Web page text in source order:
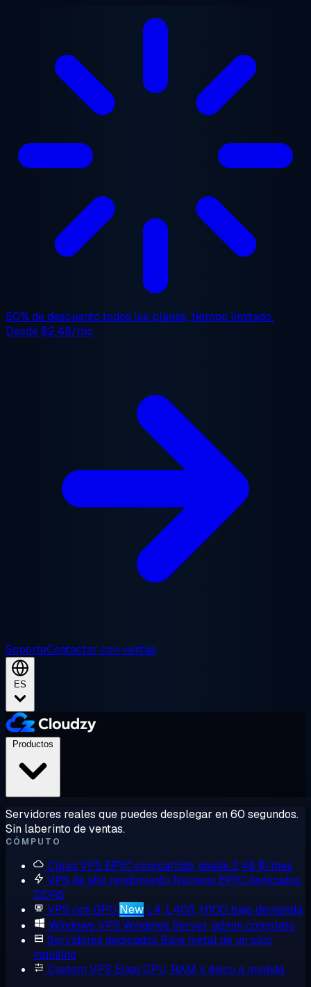
50% de descuento todos los planes, tiempo limitado.
Desde$2.48/mo
SoporteContactar con ventas
ES
Servidores reales que puedes desplegar en 60 segundos.
Sin laberinto de ventas.
CÓMPUTO
Cloud VPS EPYC compartido, desde 2,48 $/mes
VPS de alto rendimiento Núcleos EPYC dedicados,
DDR5
VPS con GPU New L4, L40S, H100 bajo demanda
Windows VPS Windows Server, admin completo
Servidores dedicados Bare metal de un solo
inquilino
Custom VPS Elige CPU, RAM y disco a medida